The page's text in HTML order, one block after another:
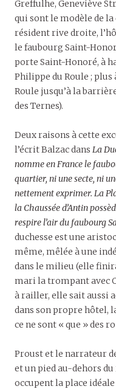
Greffulhe, Geneviève
qui sont le modèle de la
résident rive droite,
le faubourg Saint-
porte Saint-Honoré, à
Philippe du Roule ; plus
Roule jusqu’à la
des Ternes).
Deux raisons à cette
l’écrit Balzac dans La
nomme en France le
quartier, ni une secte, ni
nettement exprimer. La
la Chaussée d’Antin
respire l’air du faubourg
duchesse est une
même, mêlée à une
dans le milieu (elle
mari la trompant avec
à railler, elle sait aussi
dans son propre hôtel,
ce ne sont « que » des
Proust et le narrateur
et un pied au-dehors
occupent la place